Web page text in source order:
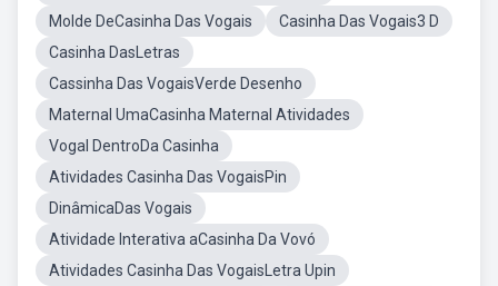
Molde DeCasinha Das Vogais
Casinha Das Vogais3 D
Casinha DasLetras
Cassinha Das VogaisVerde Desenho
Maternal UmaCasinha Maternal Atividades
Vogal DentroDa Casinha
Atividades Casinha Das VogaisPin
DinâmicaDas Vogais
Atividade Interativa aCasinha Da Vovó
Atividades Casinha Das VogaisLetra Upin